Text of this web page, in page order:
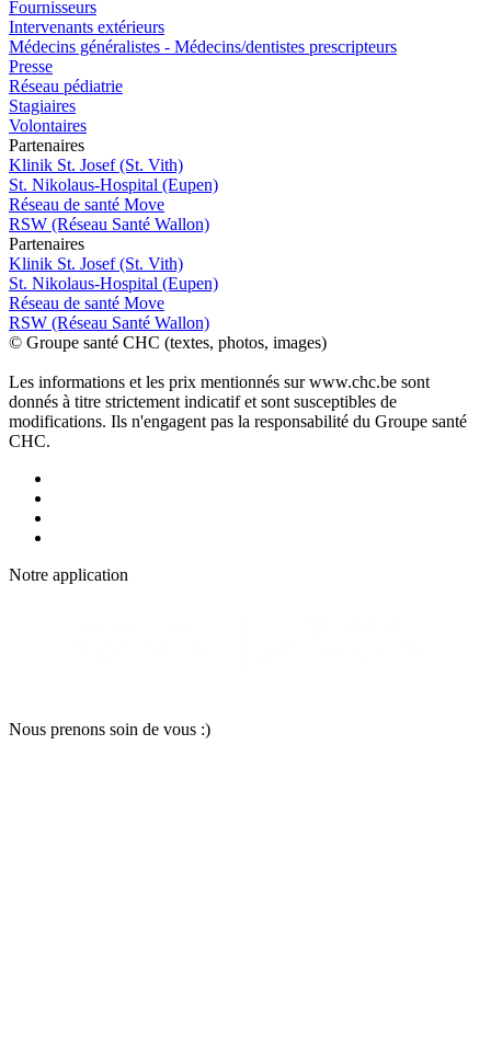
Fournisseurs
Intervenants extérieurs
Médecins généralistes - Médecins/dentistes prescripteurs
Presse
Réseau pédiatrie
Stagiaires
Volontaires
Partenaires
Klinik St. Josef (St. Vith)
St. Nikolaus-Hospital (Eupen)
Réseau de santé Move
RSW (Réseau Santé Wallon)
Partenaires
Klinik St. Josef (St. Vith)
St. Nikolaus-Hospital (Eupen)
Réseau de santé Move
RSW (Réseau Santé Wallon)
© Groupe santé CHC (textes, photos, images)
Les informations et les prix mentionnés sur www.chc.be sont
donnés à titre strictement indicatif et sont susceptibles de
modifications. Ils n'engagent pas la responsabilité du Groupe santé
CHC.
Notre application
Nous prenons soin de vous :)